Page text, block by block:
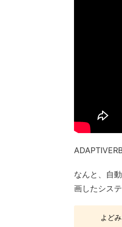
なんと、自
画したシステ
よど